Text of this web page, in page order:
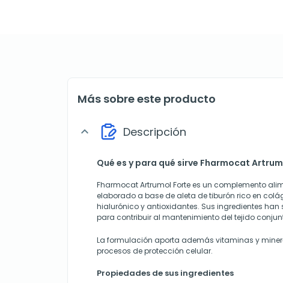
Más sobre este producto
expand_more Descripción
Qué es y para qué sirve Fharmocat
Fharmocat Artrumol Forte es un complemento
elaborado a base de aleta de tiburón rico en
hialurónico y antioxidantes. Sus ingredientes
para contribuir al mantenimiento del tejido
La formulación aporta además vitaminas y
procesos de protección celular.
Propiedades de sus ingredientes